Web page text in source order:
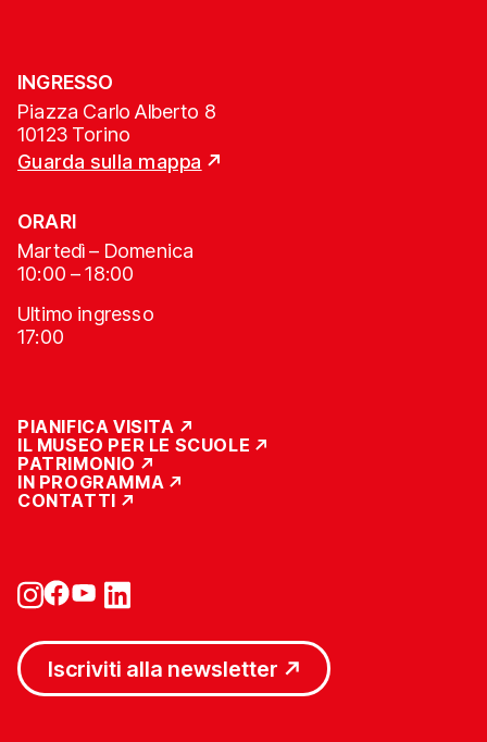
INGRESSO
Piazza Carlo Alberto 8
10123 Torino
Guarda sulla mappa
ORARI
Martedì – Domenica
10:00 – 18:00
Ultimo ingresso
17:00
PIANIFICA VISITA
IL MUSEO PER LE SCUOLE
PATRIMONIO
IN PROGRAMMA
CONTATTI
Iscriviti alla newsletter